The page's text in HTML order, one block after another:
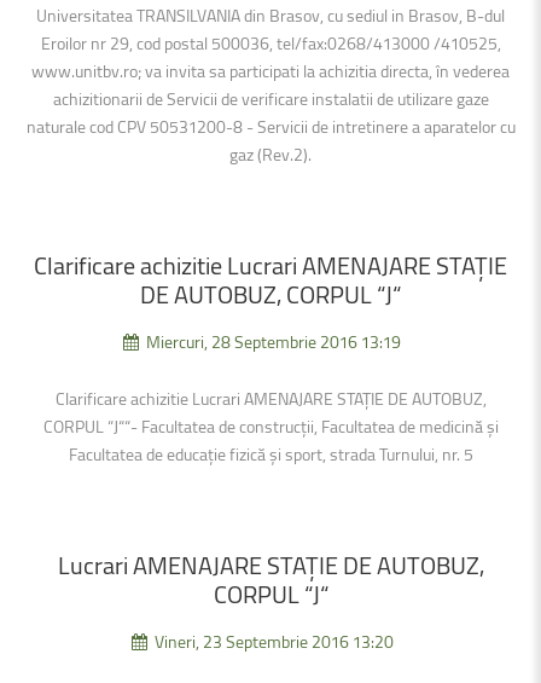
Universitatea TRANSILVANIA din Brasov, cu sediul in Brasov, B-dul
Eroilor nr 29, cod postal 500036, tel/fax:0268/413000 /410525,
www.unitbv.ro; va invita sa participati la achizitia directa, în vederea
achizitionarii de Servicii de verificare instalatii de utilizare gaze
naturale cod CPV 50531200-8 - Servicii de intretinere a aparatelor cu
gaz (Rev.2).
ClarificareachizitieLucrariAMENAJARESTAȚIE
DEAUTOBUZ,CORPUL“J“
Miercuri, 28 Septembrie 2016 13:19
Clarificare achizitie Lucrari AMENAJARE STAȚIE DE AUTOBUZ,
CORPUL “J““- Facultatea de construcții, Facultatea de medicină și
Facultatea de educație fizică și sport, strada Turnului, nr. 5
LucrariAMENAJARESTAȚIEDEAUTOBUZ,
CORPUL“J“
Vineri, 23 Septembrie 2016 13:20